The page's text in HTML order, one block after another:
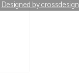
Designed by crossdesign